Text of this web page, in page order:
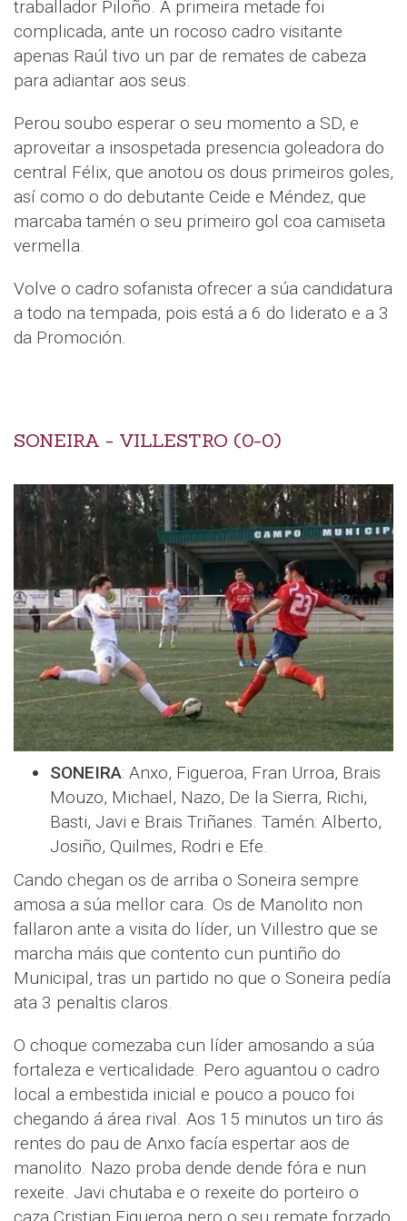
traballador Piloño. A primeira metade foi
complicada, ante un rocoso cadro visitante
apenas Raúl tivo un par de remates de cabeza
para adiantar aos seus.
Perou soubo esperar o seu momento a SD, e
aproveitar a insospetada presencia goleadora do
central Félix, que anotou os dous primeiros goles,
así como o do debutante Ceide e Méndez, que
marcaba tamén o seu primeiro gol coa camiseta
vermella.
Volve o cadro sofanista ofrecer a súa candidatura
a todo na tempada, pois está a 6 do liderato e a 3
da Promoción.
SONEIRA - VILLESTRO (0-0)
SONEIRA: Anxo, Figueroa, Fran Urroa, Brais
Mouzo, Michael, Nazo, De la Sierra, Richi,
Basti, Javi e Brais Triñanes. Tamén: Alberto,
Josiño, Quilmes, Rodri e Efe.
Cando chegan os de arriba o Soneira sempre
amosa a súa mellor cara. Os de Manolito non
fallaron ante a visita do líder, un Villestro que se
marcha máis que contento cun puntiño do
Municipal, tras un partido no que o Soneira pedía
ata 3 penaltis claros.
O choque comezaba cun líder amosando a súa
fortaleza e verticalidade. Pero aguantou o cadro
local a embestida inicial e pouco a pouco foi
chegando á área rival. Aos 15 minutos un tiro ás
rentes do pau de Anxo facía espertar aos de
manolito. Nazo proba dende dende fóra e nun
rexeite. Javi chutaba e o rexeite do porteiro o
caza Cristian Figueroa pero o seu remate forzado